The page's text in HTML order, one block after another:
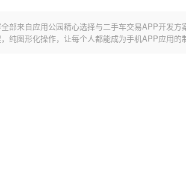
部来自应用公园精心选择与二手车交易APP开发方
纯图形化操作，让每个人都能成为手机APP应用的